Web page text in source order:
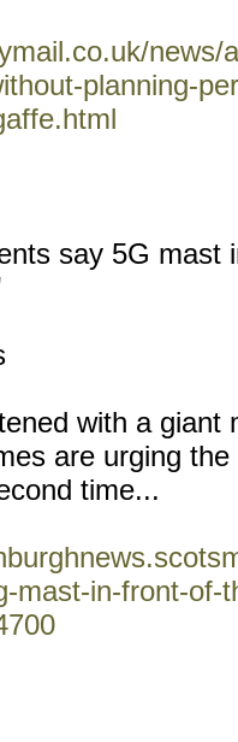
news/
planning-
say 5G mast
with a giant
are urging
time...
mast-in-front-of-